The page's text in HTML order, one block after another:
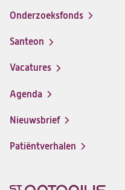
Onderzoeksfonds
Santeon
(opent
in
nieuwe
Vacatures
(opent
in
nieuwe
Agenda
Nieuwsbrief
Patiëntverhalen